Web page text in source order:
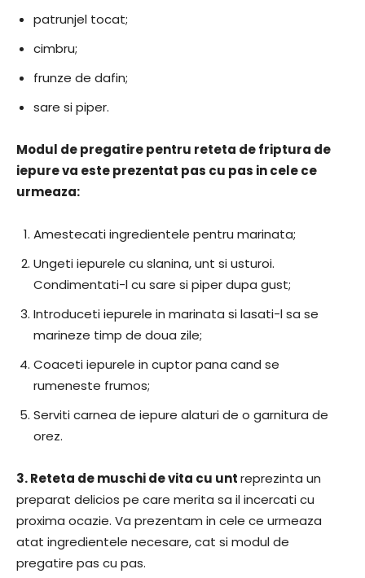
patrunjel tocat;
cimbru;
frunze de dafin;
sare si piper.
​Modul de pregatire pentru reteta de friptura de
iepure va este prezentat pas cu pas in cele ce
urmeaza:
Amestecati ingredientele pentru marinata;
Ungeti iepurele cu slanina, unt si usturoi.
Condimentati-l cu sare si piper dupa gust;
Introduceti iepurele in marinata si lasati-l sa se
marineze timp de doua zile;
Coaceti iepurele in cuptor pana cand se
rumeneste frumos;
Serviti carnea de iepure alaturi de o garnitura de
orez.
3.Reteta de muschi de vita cu unt​reprezinta un
preparat delicios pe care merita sa il incercati cu
proxima ocazie. Va prezentam in cele ce urmeaza
atat ingredientele necesare, cat si modul de
pregatire pas cu pas.